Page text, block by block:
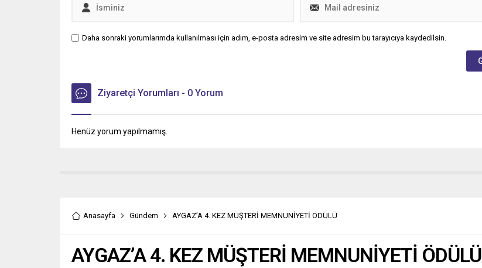
Daha sonraki yorumlarımda kullanılması için adım, e-posta adresim ve site adresim bu tarayıcıya kaydedilsin.
Ziyaretçi Yorumları - 0 Yorum
Henüz yorum yapılmamış.
Anasayfa Gündem AYGAZ’A 4. KEZ MÜŞTERİ MEMNUNİYETİ ÖDÜLÜ
AYGAZ’A 4. KEZ MÜŞTERİ MEMNUNİYETİ ÖDÜLÜ